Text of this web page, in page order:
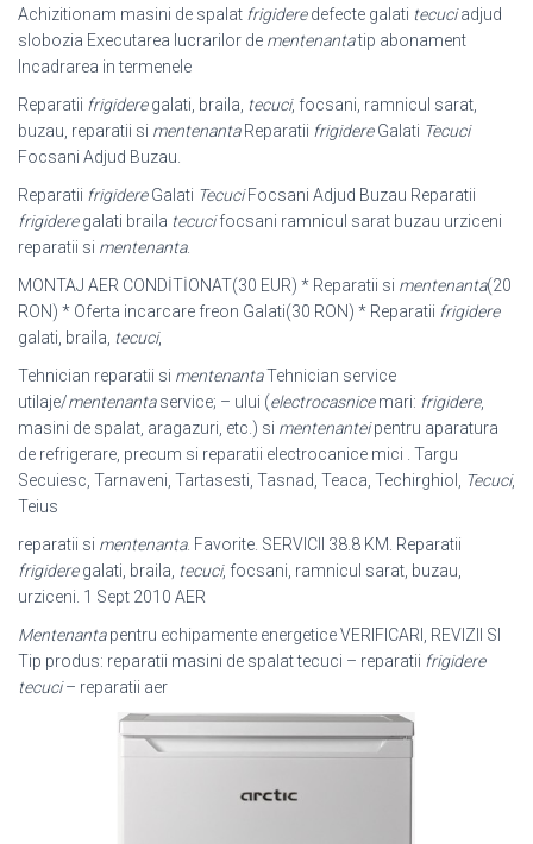
Achizitionam masini de spalat frigideredefecte galati tecuciadjud
slobozia Executarea lucrarilor de mentenantatip abonament
Incadrarea in termenele
Reparatii frigideregalati, braila, tecuci, focsani, ramnicul sarat,
buzau, reparatii si mentenantaReparatii frigidereGalati Tecuci
Focsani Adjud Buzau.
Reparatii frigidereGalati TecuciFocsani Adjud Buzau Reparatii
frigideregalati braila tecucifocsani ramnicul sarat buzau urziceni
reparatii si mentenanta.
MONTAJ AER CONDİTİONAT(30 EUR) * Reparatii si mentenanta(20
RON) * Oferta incarcare freon Galati(30 RON) * Reparatii frigidere
galati, braila, tecuci,
Tehnician reparatii si mentenantaTehnician service
utilaje/mentenantaservice; – ului (electrocasnicemari: frigidere,
masini de spalat, aragazuri, etc.) si mentenanteipentru aparatura
de refrigerare, precum si reparatii electrocanice mici . Targu
Secuiesc, Tarnaveni, Tartasesti, Tasnad, Teaca, Techirghiol,
Tecuci,
Teius
reparatii si mentenanta. Favorite. SERVICII 38.8 KM. Reparatii
frigideregalati, braila, tecuci, focsani, ramnicul sarat, buzau,
urziceni. 1 Sept 2010 AER
Mentenantapentru echipamente energetice VERIFICARI, REVIZII SI
Tip produs: reparatii masini de spalat tecuci – reparatii frigidere
tecuci– reparatii aer